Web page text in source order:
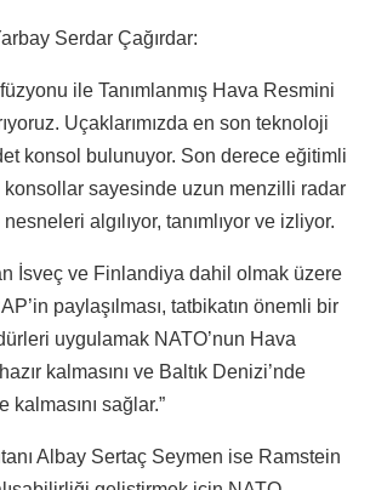
Serdar Çağırdar:
ile Tanımlanmış Hava Resmini
Uçaklarımızda en son teknoloji
konsol bulunuyor. Son derece eğitimli
sayesinde uzun menzilli radar
algılıyor, tanımlıyor ve izliyor.
İsveç ve Finlandiya dahil olmak üzere
paylaşılması, tatbikatın önemli bir
uygulamak NATO’nun Hava
kalmasını ve Baltık Denizi’nde
kalmasını sağlar.”
Albay Sertaç Seymen ise Ramstein